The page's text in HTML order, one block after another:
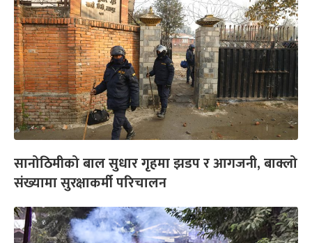
सानोठिमीको बाल सुधार गृहमा झडप र आगजनी, बाक्लो
संख्यामा सुरक्षाकर्मी परिचालन